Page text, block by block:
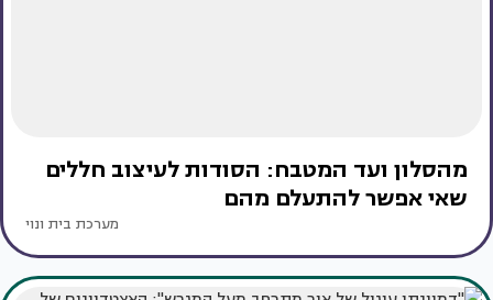
מהסלון ועד המטבח: הסודות לעיצוב חללים
שאי אפשר להתעלם מהם
מערכת בית ונוי